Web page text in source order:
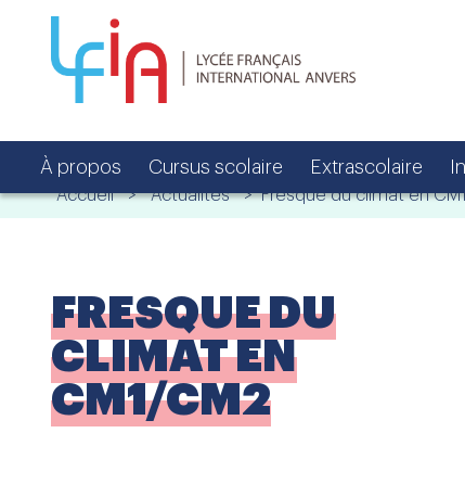
À propos Cursus scolaire Extrascolaire
Accueil > Actualités > Fresque du climat en
FRESQUE DU
CLIMAT EN
CM1/CM2